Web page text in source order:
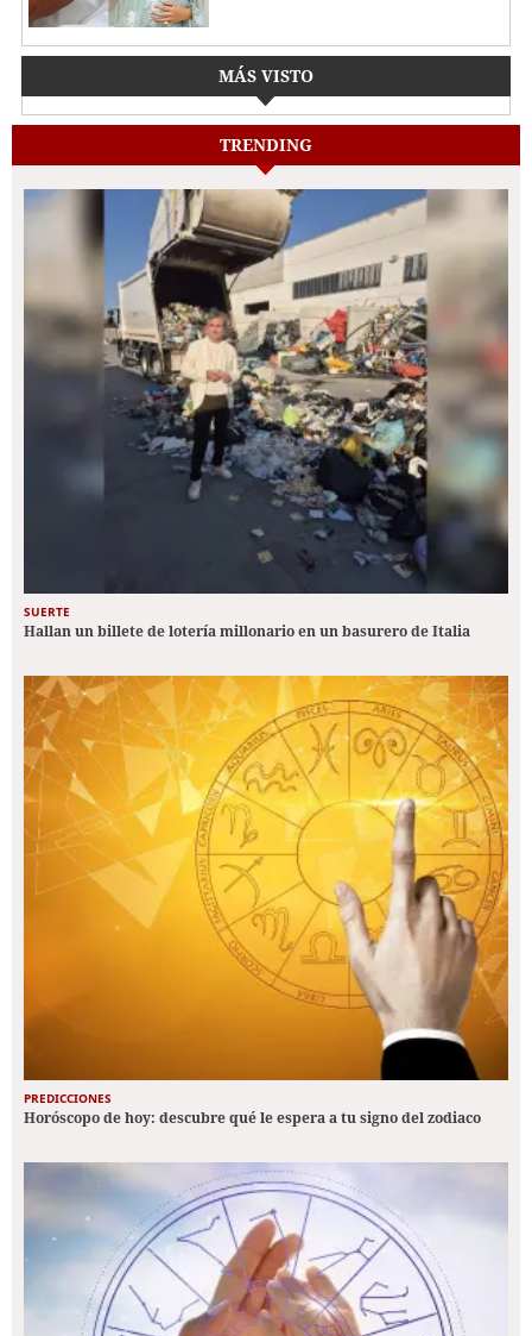
MÁS VISTO
TRENDING
SUERTE
Hallan un billete de lotería millonario en un basurero de Italia
PREDICCIONES
Horóscopo de hoy: descubre qué le espera a tu signo del zodiaco